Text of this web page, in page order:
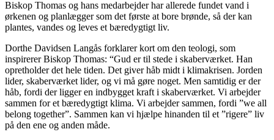
Biskop Thomas og hans medarbejder har allerede fundet vand i
ørkenen og planlægger som det første at bore brønde, så der kan
plantes, vandes og leves et bæredygtigt liv.
Dorthe Davidsen Langås forklarer kort om den teologi, som
inspirerer Biskop Thomas: “Gud er til stede i skaberværket. Han
opretholder det hele tiden. Det giver håb midt i klimakrisen. Jorden
lider, skaberværket lider, og vi må gøre noget. Men samtidig er der
håb, fordi der ligger en indbygget kraft i skaberværket. Vi arbejder
sammen for et bæredygtigt klima. Vi arbejder sammen, fordi ”we all
belong together”. Sammen kan vi hjælpe hinanden til et ”rigere” liv
på den ene og anden måde.